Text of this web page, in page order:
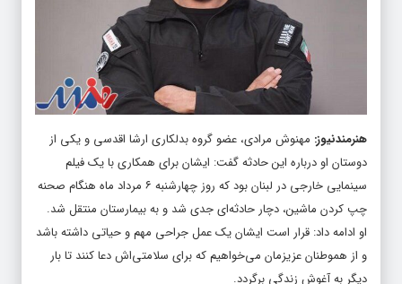
هنرمندنیوز: مهنوش مرادی، عضو گروه بدلکاری ارشا اقدسی و یکی از
دوستان او درباره این حادثه گفت: ایشان برای همکاری با یک فیلم
سینمایی خارجی در لبنان بود که روز چهارشنبه ۶ مرداد ماه هنگام صحنه
چپ کردن ماشین، دچار حادثه‌ای جدی شد و به بیمارستان منتقل شد.
او ادامه داد: قرار است ایشان یک عمل جراحی مهم و حیاتی داشته باشد
و از هموطنان عزیزمان می‌خواهیم که برای سلامتی‌اش دعا کنند تا بار
دیگر به آغوش زندگی برگردد.